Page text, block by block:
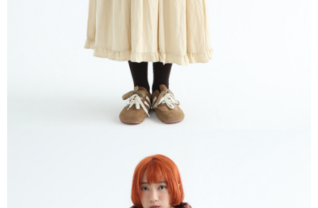
請求用戶進行身份認證。
５．嚴禁一人註冊多個帳號或使用他人資訊註冊。若發現惡意使用之情形，
恩沛科技股份有限公司將有權停止該用戶之使用額度並採取法律行動。